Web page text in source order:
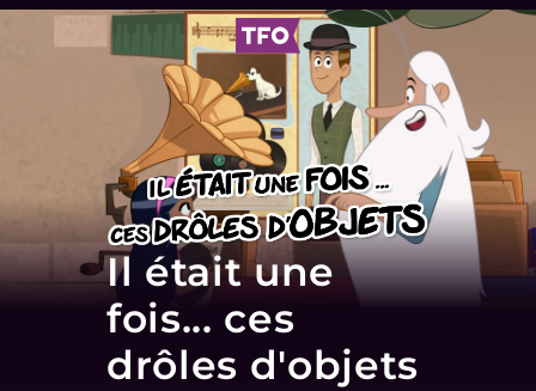
Il était une
fois... ces
drôles d'objets